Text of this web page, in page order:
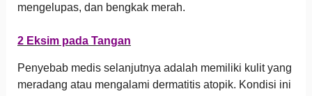
mengelupas, dan bengkak merah.
2 Eksim pada Tangan
Penyebab medis selanjutnya adalah memiliki kulit yang
meradang atau mengalami dermatitis atopik. Kondisi ini